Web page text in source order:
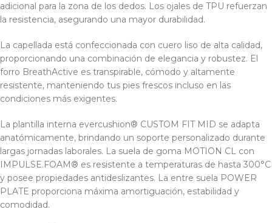
adicional para la zona de los dedos. Los ojales de TPU refuerzan
la resistencia, asegurando una mayor durabilidad.
La capellada está confeccionada con cuero liso de alta calidad,
proporcionando una combinación de elegancia y robustez. El
forro BreathActive es transpirable, cómodo y altamente
resistente, manteniendo tus pies frescos incluso en las
condiciones más exigentes.
La plantilla interna evercushion® CUSTOM FIT MID se adapta
anatómicamente, brindando un soporte personalizado durante
largas jornadas laborales. La suela de goma MOTION CL con
IMPULSE.FOAM® es resistente a temperaturas de hasta 300°C
y posee propiedades antideslizantes. La entre suela POWER
PLATE proporciona máxima amortiguación, estabilidad y
comodidad.